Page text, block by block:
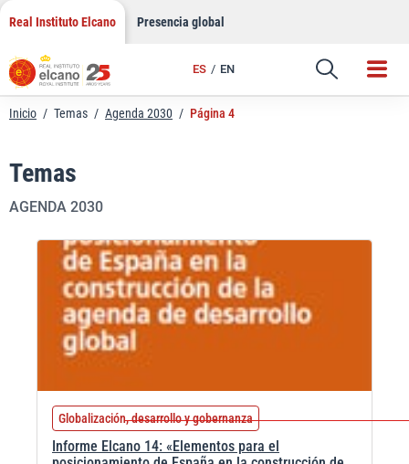
Saltar
contenido
Real Instituto Elcano Presencia global
ES EN
Inicio / Temas / Agenda 2030 / Página 4
Temas
AGENDA 2030
Globalización, desarrollo y gobernanza
Informe Elcano 14: «Elementos para el